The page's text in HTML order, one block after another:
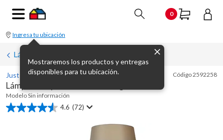
0
Ingresa tu ubicación
Mostraremos los productos y entregas
disponibles para tu ubicación.
Lámparas de pie
Just Home Collection Código2592258
Lámpara de pie Shelbs madera gris
ModeloSin información
4.6 (72)
4.6